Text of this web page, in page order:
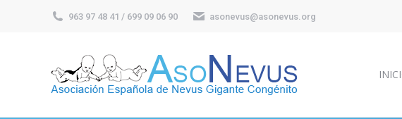
963 97 48 41 / 699 09 06 90 asonevus@asonevus.org